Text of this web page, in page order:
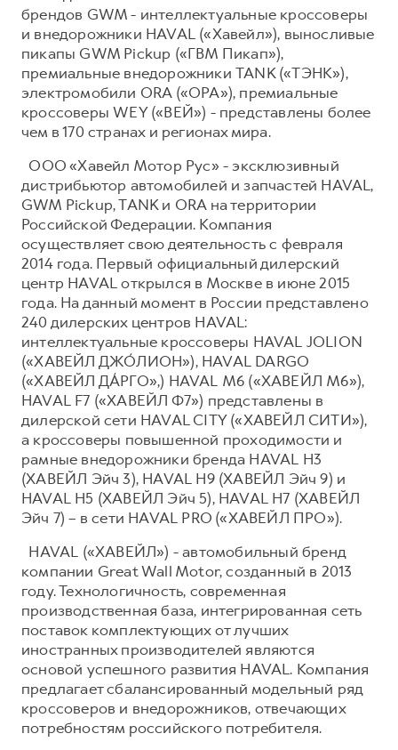
брендов GWM - интеллектуальные кроссоверы
и внедорожники HAVAL («Хавейл»), выносливые
пикапы GWM Pickup («ГВМ Пикап»),
премиальные внедорожники TANK («ТЭНК»),
электромобили ORA («ОРА»), премиальные
кроссоверы WEY («ВЕЙ») - представлены более
чем в 170 странах и регионах мира.
ООО «Хавейл Мотор Рус» - эксклюзивный
дистрибьютор автомобилей и запчастей HAVAL,
GWM Pickup, TANK и ORA на территории
Российской Федерации. Компания
осуществляет свою деятельность с февраля
2014 года. Первый официальный дилерский
центр HAVAL открылся в Москве в июне 2015
года. На данный момент в России представлено
240 дилерских центров HAVAL:
интеллектуальные кроссоверы HAVAL JOLION
(«ХАВЕЙЛ ДЖО́ЛИОН»), HAVAL DARGO
(«ХАВЕЙЛ ДА́РГО»,) HAVAL М6 («ХАВЕЙЛ M6»),
HAVAL F7 («ХАВЕЙЛ Ф7») представлены в
дилерской сети HAVAL CITY («ХАВЕЙЛ СИТИ»),
а кроссоверы повышенной проходимости и
рамные внедорожники бренда HAVAL H3
(ХАВЕЙЛ Эйч 3), HAVAL H9 (ХАВЕЙЛ Эйч 9) и
HAVAL H5 (ХАВЕЙЛ Эйч 5), HAVAL H7 (ХАВЕЙЛ
Эйч 7) – в сети HAVAL PRO («ХАВЕЙЛ ПРО»).
HAVAL («ХАВЕЙЛ») - автомобильный бренд
компании Great Wall Motor, созданный в 2013
году. Технологичность, современная
производственная база, интегрированная сеть
поставок комплектующих от лучших
иностранных производителей являются
основой успешного развития HAVAL. Компания
предлагает сбалансированный модельный ряд
кроссоверов и внедорожников, отвечающих
потребностям российского потребителя.